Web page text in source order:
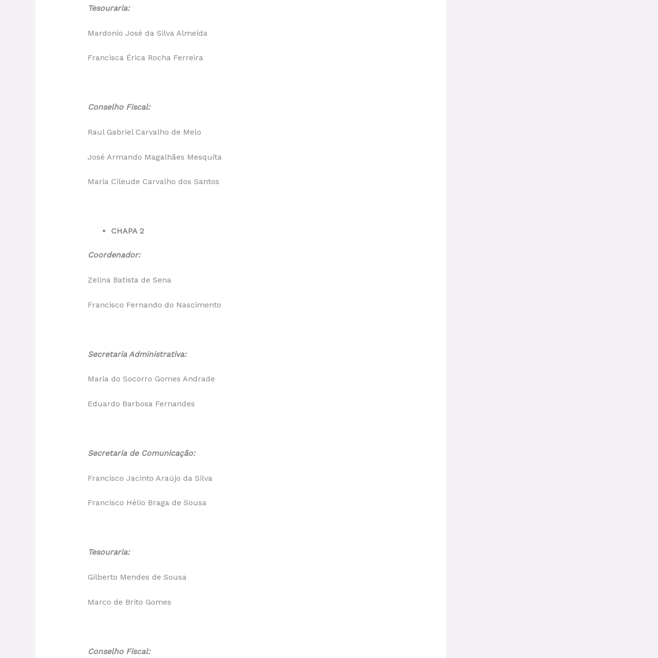
Tesouraria:
Mardonio José da Silva Almeida
Francisca Érica Rocha Ferreira
Conselho Fiscal:
Raul Gabriel Carvalho de Melo
José Armando Magalhães Mesquita
Maria Cileude Carvalho dos Santos
CHAPA 2
Coordenador:
Zelina Batista de Sena
Francisco Fernando do Nascimento
Secretaria Administrativa:
Maria do Socorro Gomes Andrade
Eduardo Barbosa Fernandes
Secretaria de Comunicação:
Francisco Jacinto Araújo da Silva
Francisco Hélio Braga de Sousa
Tesouraria:
Gilberto Mendes de Sousa
Marco de Brito Gomes
Conselho Fiscal: